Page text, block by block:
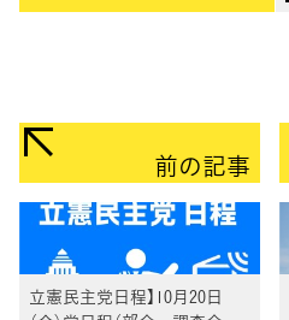
前の記事
立憲民主党日程】10月20日